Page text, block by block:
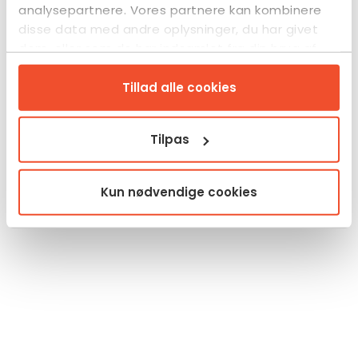
analysepartnere. Vores partnere kan kombinere
disse data med andre oplysninger, du har givet
dem, eller som de har indsamlet fra din brug af
deres tjenester.
Tillad alle cookies
Tilpas
Kun nødvendige cookies